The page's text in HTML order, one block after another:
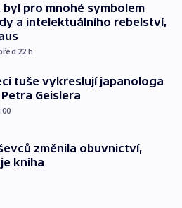
byl pro mnohé symbolem
a intelektuálního rebelství,
22 h
tuše vykreslují japanologa
Geislera
změnila obuvnictví,
kniha